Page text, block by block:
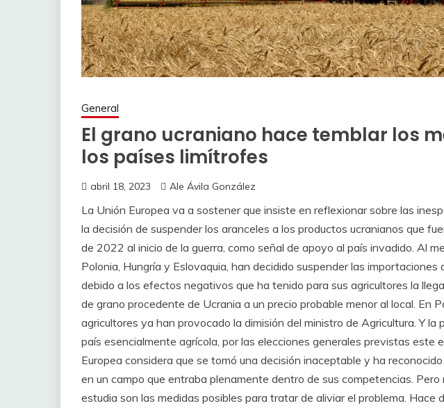
General
El grano ucraniano hace temblar los
los países limítrofes
abril 18, 2023 Ale Ávila González
La Unión Europea va a sostener que insiste en reflexionar sobre las
la decisión de suspender los aranceles a los productos ucranianos que
de 2022 al inicio de la guerra, como señal de apoyo al país invadido. Al
Polonia, Hungría y Eslovaquia, han decidido suspender las importaciones
debido a los efectos negativos que ha tenido para sus agricultores la
de grano procedente de Ucrania a un precio probable menor al local. En
agricultores ya han provocado la dimisión del ministro de Agricultura. Y la
país esencialmente agrícola, por las elecciones generales previstas este
Europea considera que se tomó una decisión inaceptable y ha
en un campo que entraba plenamente dentro de sus competencias. Pero
estudia son las medidas posibles para tratar de aliviar el problema. Hace